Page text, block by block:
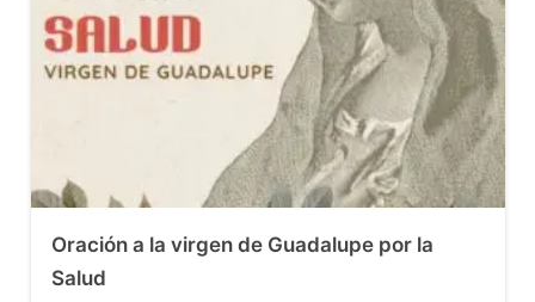
Oración a la virgen de Guadalupe por la
Salud